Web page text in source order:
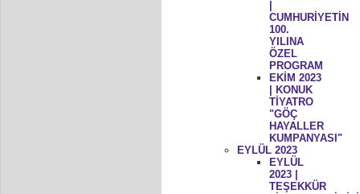
CUMHURİYETİN
100.
YILINA
ÖZEL
PROGRAM
EKİM 2023
| KONUK
TİYATRO
"GÖÇ
HAYALLER
KUMPANYASI"
EYLÜL 2023
EYLÜL
2023 |
TEŞEKKÜR